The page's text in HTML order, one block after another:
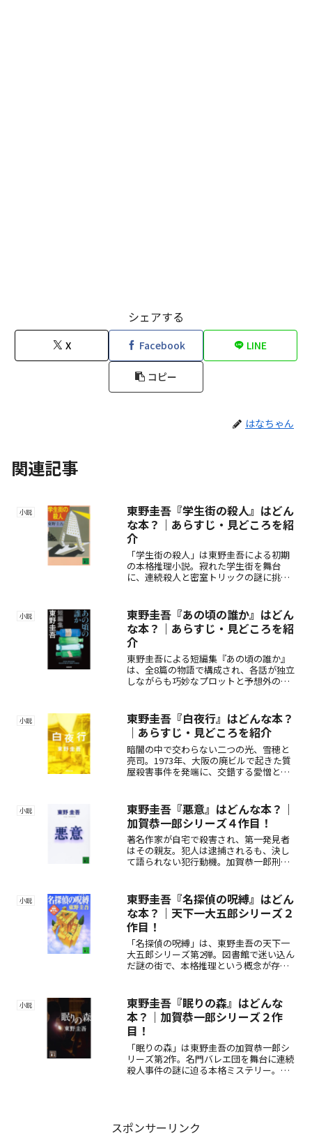
シェアする
X Facebook LINE
コピー
はなちゃん
関連記事
小説
東野圭吾『学生街の殺人』はどん
な本？｜あらすじ・見どころを紹
介
「学生街の殺人」は東野圭吾による初期
の本格推理小説。寂れた学生街を舞台
に、連続殺人と密室トリックの謎に挑む
名作。
小説
東野圭吾『あの頃の誰か』はどん
な本？｜あらすじ・見どころを紹
介
東野圭吾による短編集『あの頃の誰か』
は、全8篇の物語で構成され、各話が独立
しながらも巧妙なプロットと予想外の結
作品を収録。
小説
東野圭吾『白夜行』はどんな本？
｜あらすじ・見どころを紹介
暗闇の中で交わらない二つの光、雪穂と
亮司。1973年、大阪の廃ビルで起きた質
屋殺害事件を発端に、交錯する愛憎と犯
野圭吾が描く壮大なミステリー長編『白
夜行』。
小説
東野圭吾『悪意』はどんな本？｜
加賀恭一郎シリーズ４作目！
著名作家が自宅で殺害され、第一発見者
はその親友。犯人は逮捕されるも、決し
て語られない犯行動機。加賀恭一郎刑事
リー。
小説
東野圭吾『名探偵の呪縛』はどん
な本？｜天下一大五郎シリーズ２
作目！
「名探偵の呪縛」は、東野圭吾の天下一
大五郎シリーズ第2弾。図書館で迷い込ん
だ謎の街で、本格推理という概念が存在
トリックが絡む怪事件の背後に隠され
た“呪縛”とは？ユーモアと緊迫感が交錯
する、長編本格ミステリーの傑作。
小説
東野圭吾『眠りの森』はどんな
本？｜加賀恭一郎シリーズ２作
目！
「眠りの森」は東野圭吾の加賀恭一郎シ
リーズ第2作。名門バレエ団を舞台に連続
殺人事件の謎に迫る本格ミステリー。華
スポンサーリンク